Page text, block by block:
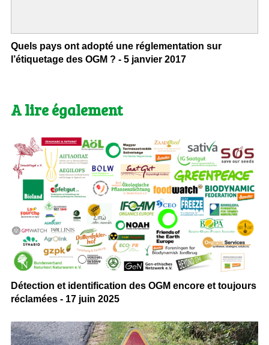
Quels pays ont adopté une réglementation sur
l’étiquetage des OGM ? - 5 janvier 2017
A lire également
Détection et identification des OGM encore et toujours
réclamées - 17 juin 2025